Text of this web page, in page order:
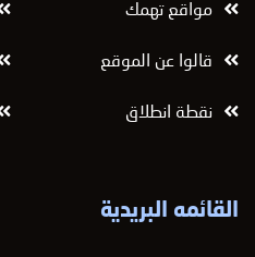
مواقع تهمك
قالوا عن الموقع
نقطة انطلاق
القائمه البريدية